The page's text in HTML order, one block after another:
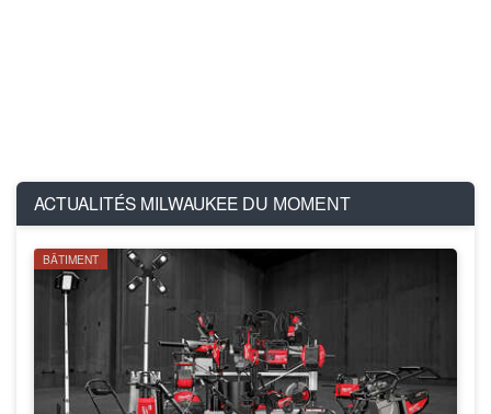
ACTUALITÉS MILWAUKEE DU MOMENT
BÂTIMENT